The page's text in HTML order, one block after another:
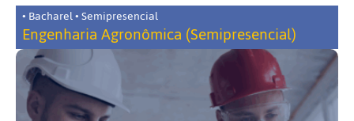
• Bacharel • Semipresencial
Engenharia Agronômica (Semipresencial)